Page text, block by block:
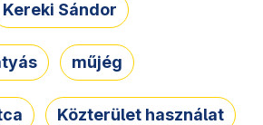
Kereki Sándor
műjég
Közterület használat